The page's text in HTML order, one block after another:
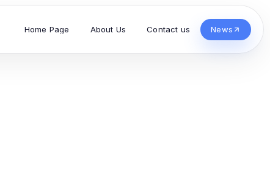
Home Page About Us Contact us News